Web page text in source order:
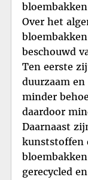
Over het
beschouwd
Ten eerste
duurzaam
minder
daardoor
Daarnaast
kunststoffen
gerecycled